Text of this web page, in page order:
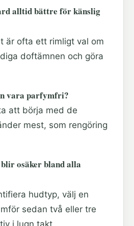
alltid bättre för känslig
är ofta ett rimligt val om
doftämnen och göra
vara parfymfri?
att börja med de
mest, som rengöring
osäker bland alla
hudtyp, välj en
sedan två eller tre
i lugn takt.